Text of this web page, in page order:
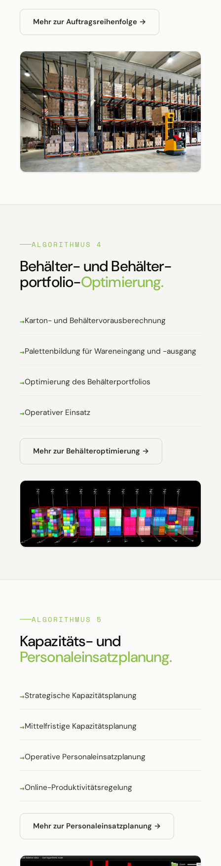
Mehr zur Auftragsreihenfolge →
ALGORITHMUS 4
Behälter- und Behälter­
portfolio-Optimierung.
Karton- und Behältervorausberechnung
Palettenbildung für Wareneingang und -ausgang
Optimierung des Behälterportfolios
Operativer Einsatz
Mehr zur Behälteroptimierung →
ALGORITHMUS 5
Kapazitäts- und
Personaleinsatzplanung.
Strategische Kapazitätsplanung
Mittelfristige Kapazitätsplanung
Operative Personaleinsatzplanung
Online-Produktivitätsregelung
Mehr zur Personaleinsatzplanung →